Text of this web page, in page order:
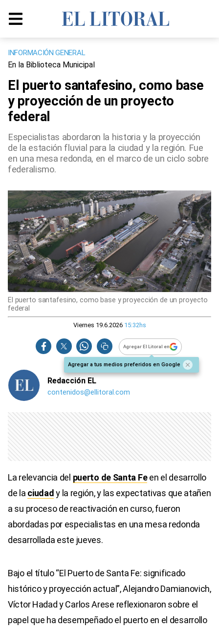
INFORMACIÓN GENERAL
En la Biblioteca Municipal
El puerto santafesino, como base
y proyección de un proyecto
federal
Especialistas abordaron la historia y la proyección
de la estación fluvial para la ciudad y la región. Fue
en una mesa redonda, en el marco de un ciclo sobre
federalismo.
El puerto santafesino, como base y proyección de un proyecto
federal
Viernes 19.6.202615:32hs
Agregar El Litoral en
Agregar a tus medios preferidos en Google
Redacción EL
contenidos@ellitoral.com
La relevancia del puerto de Santa Feen el desarrollo
de la ciudad y la región, y las expectativas que atañen
a su proceso de reactivación en curso, fueron
abordadas por especialistas en una mesa redonda
desarrollada este jueves.
Bajo el título “El Puerto de Santa Fe: significado
histórico y proyección actual”, Alejandro Damianovich,
Víctor Hadad y Carlos Arese reflexionaron sobre el
papel que ha desempeñado el puerto en el desarrollo